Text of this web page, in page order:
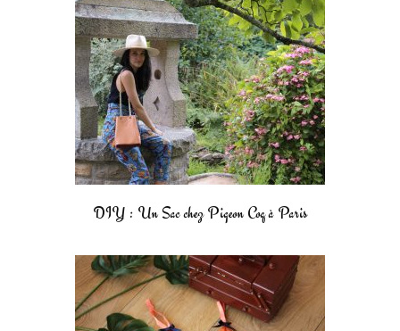
DIY : Un Sac chez Pigeon Coq à Paris